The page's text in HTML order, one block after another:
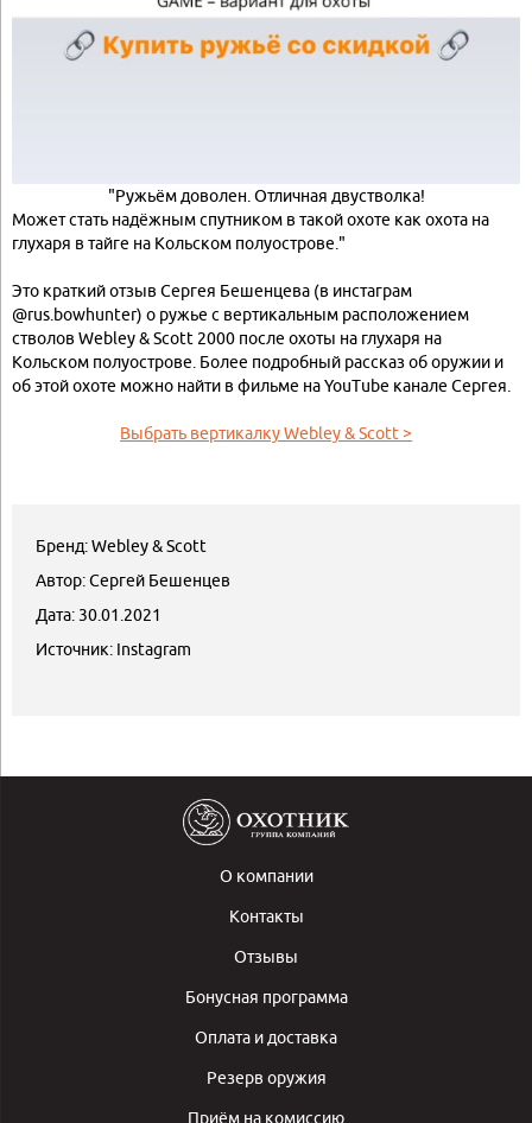
"Ружьём доволен. Отличная двустволка!
Может стать надёжным спутником в такой охоте как охота на
глухаря в тайге на Кольском полуострове."
Это краткий отзыв Сергея Бешенцева (в инстаграм
@rus.bowhunter) о ружье с вертикальным расположением
стволов Webley & Scott 2000 после охоты на глухаря на
Кольском полуострове. Более подробный рассказ об оружии и
об этой охоте можно найти в фильме на YouTube канале Сергея.
Выбрать вертикалку Webley & Scott >
Бренд: Webley & Scott
Автор: Сергей Бешенцев
Дата: 30.01.2021
Источник: Instagram
О компании
Контакты
Отзывы
Бонусная программа
Оплата и доставка
Резерв оружия
Приём на комиссию